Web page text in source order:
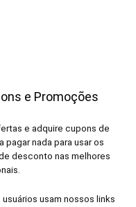
e Promoções
e adquire cupons de
nada para usar os
desconto nas melhores
usam nossos links